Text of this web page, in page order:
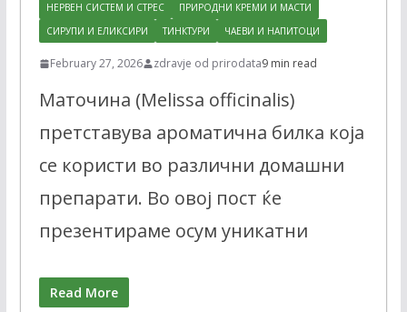
НЕРВЕН СИСТЕМ И СТРЕС
ПРИРОДНИ КРЕМИ И МАСТИ
СИРУПИ И ЕЛИКСИРИ
ТИНКТУРИ ЧАЕВИ И НАПИТОЦИ
February 27, 2026 zdravje od prirodata9 min read
Маточина (Melissa officinalis)
претставува ароматична билка која
се користи во различни домашни
препарати. Во овој пост ќе
презентираме осум уникатни
Read More